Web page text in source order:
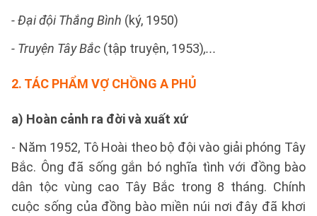
- Đại đội Thắng Bình (ký, 1950)
- Truyện Tây Bắc (tập truyện, 1953),...
2. TÁC PHẨM VỢ CHỒNG A PHỦ
a) Hoàn cảnh ra đời và xuất xứ
- Năm 1952, Tô Hoài theo bộ đội vào giải phóng Tây
Bắc. Ông đã sống gắn bó nghĩa tình với đồng bào
dân tộc vùng cao Tây Bắc trong 8 tháng. Chính
cuộc sống của đồng bào miền núi nơi đây đã khơi